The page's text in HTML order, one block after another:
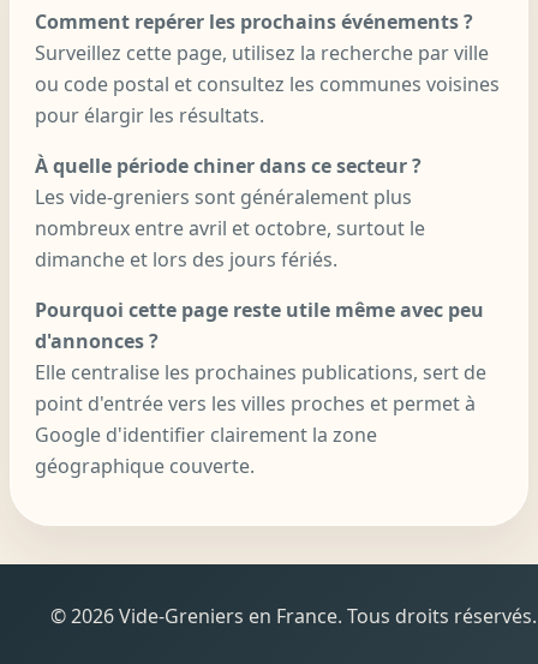
Comment repérer les prochains événements ?
Surveillez cette page, utilisez la recherche par ville
ou code postal et consultez les communes voisines
pour élargir les résultats.
À quelle période chiner dans ce secteur ?
Les vide-greniers sont généralement plus
nombreux entre avril et octobre, surtout le
dimanche et lors des jours fériés.
Pourquoi cette page reste utile même avec peu
d'annonces ?
Elle centralise les prochaines publications, sert de
point d'entrée vers les villes proches et permet à
Google d'identifier clairement la zone
géographique couverte.
© 2026 Vide-Greniers en France. Tous droits réservés.